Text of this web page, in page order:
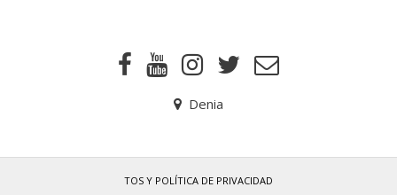
Denia
TOS Y POLÍTICA DE PRIVACIDAD